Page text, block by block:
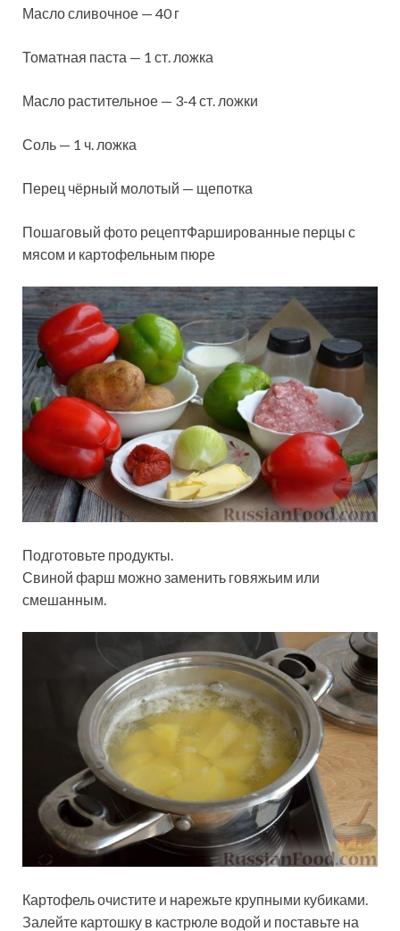
Масло сливочное — 40 г
Томатная паста — 1 ст. ложка
Масло растительное — 3-4 ст. ложки
Соль — 1 ч. ложка
Перец чёрный молотый — щепотка
Пошаговый фото рецептФаршированные перцы с
мясом и картофельным пюре
Подготовьте продукты.
Свиной фарш можно заменить говяжьим или
смешанным.
Картофель очистите и нарежьте крупными кубиками.
Залейте картошку в кастрюле водой и поставьте на